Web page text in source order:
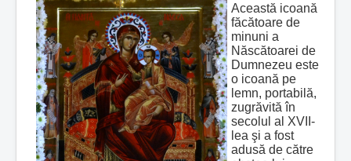
Această icoană
făcătoare de
minuni a
Născătoarei de
Dumnezeu este
o icoană pe
lemn, portabilă,
zugrăvită în
secolul al XVII-
lea şi a fost
adusă de către